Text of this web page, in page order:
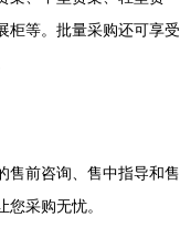
柜等。批量采购还可享受
售前咨询、售中指导和售
采购无忧。